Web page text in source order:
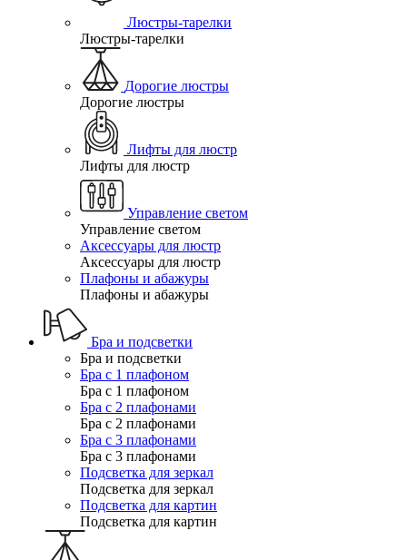
Люстры-тарелки
Люстры-тарелки
Дорогие люстры
Дорогие люстры
Лифты для люстр
Лифты для люстр
Управление светом
Управление светом
Аксессуары для люстр
Аксессуары для люстр
Плафоны и абажуры
Плафоны и абажуры
Бра и подсветки
Бра и подсветки
Бра с 1 плафоном
Бра с 1 плафоном
Бра с 2 плафонами
Бра с 2 плафонами
Бра с 3 плафонами
Бра с 3 плафонами
Подсветка для зеркал
Подсветка для зеркал
Подсветка для картин
Подсветка для картин